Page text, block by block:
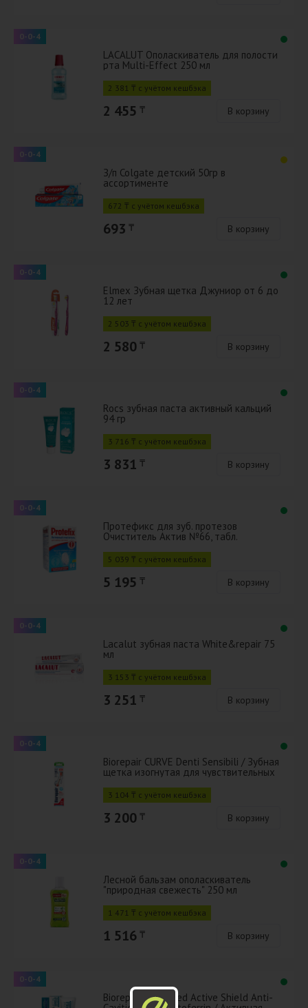
0-0-4
LACALUT Ополаскиватель для полости
рта Multi-Effect 250 мл
2 381 ₸ с учётом кешбэка
2 455 ₸ В корзину
0-0-4
З/п Colgate детский 50гр в
ассортименте
672 ₸ с учётом кешбэка
693 ₸ В корзину
0-0-4
Elmex Зубная щетка Джуниор от 6 до
12 лет
2 503 ₸ с учётом кешбэка
2 580 ₸ В корзину
0-0-4
Rocs зубная паста активный кальций
94 гр
3 716 ₸ с учётом кешбэка
3 831 ₸ В корзину
0-0-4
Протефикс для зуб. протезов
Очиститель Актив №66, табл.
5 039 ₸ с учётом кешбэка
5 195 ₸ В корзину
0-0-4
Lacalut зубная паста White&repair 75
мл
3 153 ₸ с учётом кешбэка
3 251 ₸ В корзину
0-0-4
Biorepair CURVE Denti Sensibili / Зубная
щетка изогнутая для чувствительных
3 104 ₸ с учётом кешбэка
3 200 ₸ В корзину
0-0-4
Лесной бальзам ополаскиватель
"природная свежесть" 250 мл
1 471 ₸ с учётом кешбэка
1 516 ₸ В корзину
0-0-4
Biorepair Advanced Active Shield Anti-